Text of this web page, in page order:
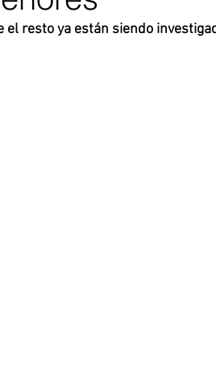
el resto ya están siendo